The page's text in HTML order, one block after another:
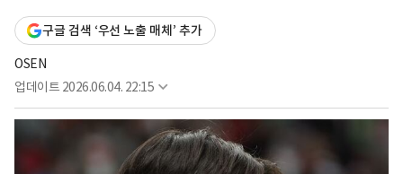
구글 검색 ‘우선 노출 매체’ 추가
OSEN
업데이트 2026.06.04. 22:15